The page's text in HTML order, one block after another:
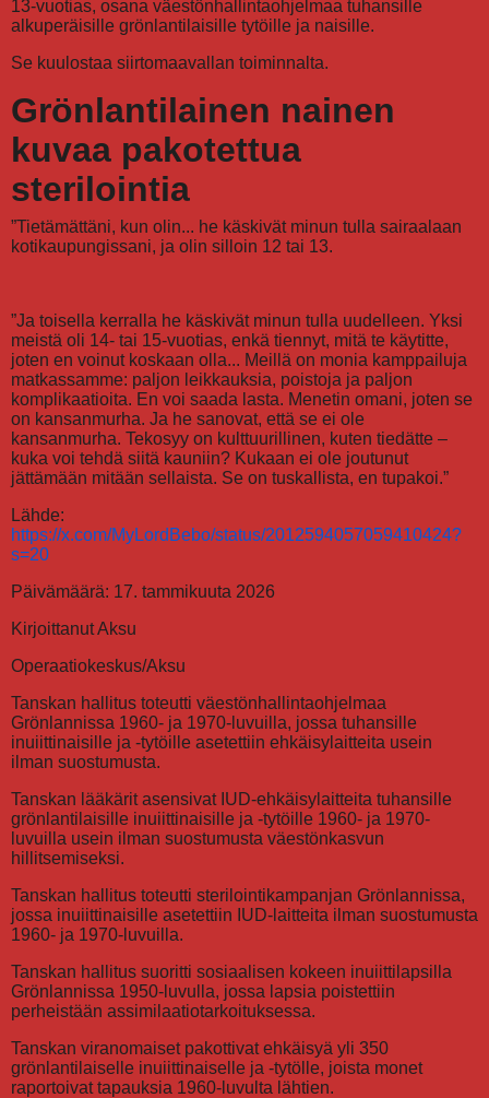
13-vuotias, osana väestönhallintaohjelmaa tuhansille
alkuperäisille grönlantilaisille tytöille ja naisille.
Se kuulostaa siirtomaavallan toiminnalta.
Grönlantilainen nainen
kuvaa pakotettua
sterilointia
”Tietämättäni, kun olin... he käskivät minun tulla sairaalaan
kotikaupungissani, ja olin silloin 12 tai 13.
”Ja toisella kerralla he käskivät minun tulla uudelleen. Yksi
meistä oli 14- tai 15-vuotias, enkä tiennyt, mitä te käytitte,
joten en voinut koskaan olla... Meillä on monia kamppailuja
matkassamme: paljon leikkauksia, poistoja ja paljon
komplikaatioita. En voi saada lasta. Menetin omani, joten se
on kansanmurha. Ja he sanovat, että se ei ole
kansanmurha. Tekosyy on kulttuurillinen, kuten tiedätte –
kuka voi tehdä siitä kauniin? Kukaan ei ole joutunut
jättämään mitään sellaista. Se on tuskallista, en tupakoi.”
Lähde:
https://x.com/MyLordBebo/status/2012594057059410424?
s=20
Päivämäärä: 17. tammikuuta 2026
Kirjoittanut Aksu
Operaatiokeskus/Aksu
Tanskan hallitus toteutti väestönhallintaohjelmaa
Grönlannissa 1960- ja 1970-luvuilla, jossa tuhansille
inuiittinaisille ja -tytöille asetettiin ehkäisylaitteita usein
ilman suostumusta.
Tanskan lääkärit asensivat IUD-ehkäisylaitteita tuhansille
grönlantilaisille inuiittinaisille ja -tytöille 1960- ja 1970-
luvuilla usein ilman suostumusta väestönkasvun
hillitsemiseksi.
Tanskan hallitus toteutti sterilointikampanjan Grönlannissa,
jossa inuiittinaisille asetettiin IUD-laitteita ilman suostumusta
1960- ja 1970-luvuilla.
Tanskan hallitus suoritti sosiaalisen kokeen inuiittilapsilla
Grönlannissa 1950-luvulla, jossa lapsia poistettiin
perheistään assimilaatiotarkoituksessa.
Tanskan viranomaiset pakottivat ehkäisyä yli 350
grönlantilaiselle inuiittinaiselle ja -tytölle, joista monet
raportoivat tapauksia 1960-luvulta lähtien.